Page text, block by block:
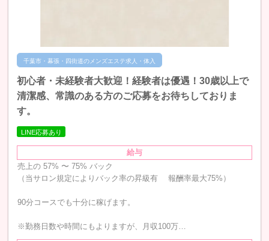
千葉市・幕張・四街道のメンズエステ求人・体入
初心者・未経験者大歓迎！経験者は優遇！30歳以上で
清潔感、常識のある方のご応募をお待ちしておりま
す。
LINE応募あり
給与
売上の 57% 〜 75% バック
（当サロン規定によりバック率の昇級有 報酬率最大75%）
90分コースでも十分に稼げます。
※勤務日数や時間にもよりますが、月収100万…